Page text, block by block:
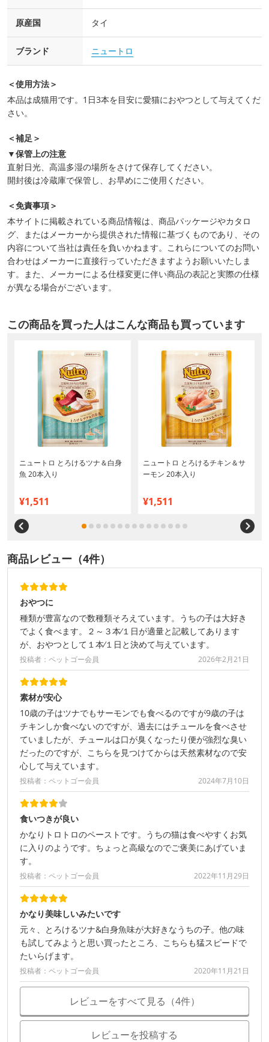
原産国 タイ
ブランド ニュートロ
＜使用方法＞
本品は成猫用です。1日3本を目安に愛猫におやつとして与えてくだ
さい。
＜補足＞
▼保管上の注意
直射日光、高温多湿の場所をさけて保存してください。
開封後は冷蔵庫で保管し、お早めにご使用ください。
＜免責事項＞
本サイトに掲載されている商品情報は、商品パッケージやカタロ
グ、またはメーカーから提供された情報に基づくものであり、その
内容について当社は責任を負いかねます。これらについてのお問い
合わせはメーカーに直接行っていただきますようお願いいたしま
す。また、メーカーによる仕様変更に伴い商品の表記と実際の仕様
が異なる場合がございます。
この商品を買った人はこんな商品も買っています
ニュートロ とろけるツナ＆白身
魚 20本入り
¥1,511
ニュートロ とろけるチキン＆サ
ーモン 20本入り
¥1,511
商品レビュー（4件）
おやつに
種類が豊富なので数種類そろえています。うちの子は大好き
でよく食べます。２～３本⁄１日が適量と記載してあります
が、おやつとして１本⁄１日と決めて与えています。
投稿者：ペットゴー会員 2026年2月21日
素材が安心
10歳の子はツナでもサーモンでも食べるのですが9歳の子は
チキンしか食べないのですが、過去にはチュールを食べさせ
ていましたが、チュールは口が臭くなったり便が強烈な臭い
だったのですが、こちらを見つけてからは天然素材なので安
心して与えています。
投稿者：ペットゴー会員 2024年7月10日
食いつきが良い
かなりトロトロのペーストです。うちの猫は食べやすくお気
に入りのようです。ちょっと高級なのでご褒美にあげていま
す。
投稿者：ペットゴー会員 2022年11月29日
かなり美味しいみたいです
元々、とろけるツナ&白身魚味が大好きなうちの子。他の味
も試してみようと思い買ったところ、こちらも猛スピードで
たいらげます。
投稿者：ペットゴー会員 2020年11月21日
レビューをすべて見る（4件）
レビューを投稿する